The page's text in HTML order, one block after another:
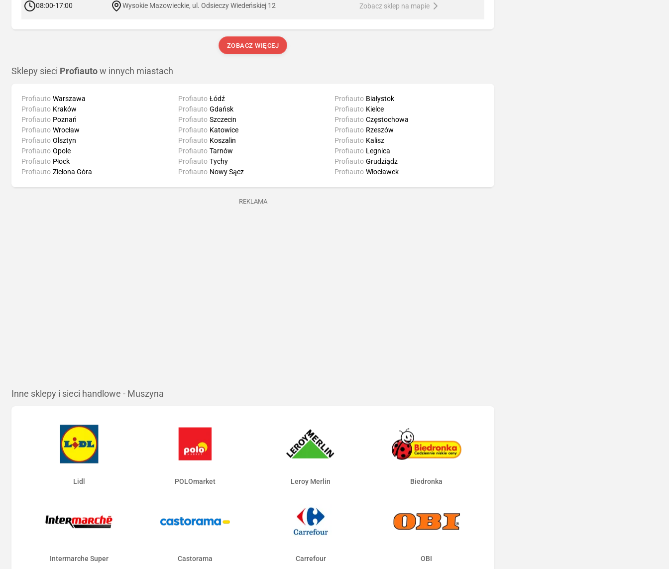
08:00-17:00 Wysokie Mazowieckie, ul. Odsieczy Wiedeńskiej 12 Zobacz sklep na mapie
ZOBACZ WIĘCEJ
Sklepy sieci Profiauto w innych miastach
Profiauto Warszawa
Profiauto Kraków
Profiauto Poznań
Profiauto Wrocław
Profiauto Łódź
Profiauto Gdańsk
Profiauto Szczecin
Profiauto Katowice
Profiauto Białystok
Profiauto Kielce
Profiauto Częstochowa
Profiauto Rzeszów
Profiauto Olsztyn
Profiauto Opole
Profiauto Płock
Profiauto Zielona Góra
Profiauto Koszalin
Profiauto Tarnów
Profiauto Tychy
Profiauto Nowy Sącz
Profiauto Kalisz
Profiauto Legnica
Profiauto Grudziądz
Profiauto Włocławek
REKLAMA
Inne sklepy i sieci handlowe - Muszyna
Lidl POLOmarket Leroy Merlin Biedronka
Intermarche Super Castorama Carrefour OBI